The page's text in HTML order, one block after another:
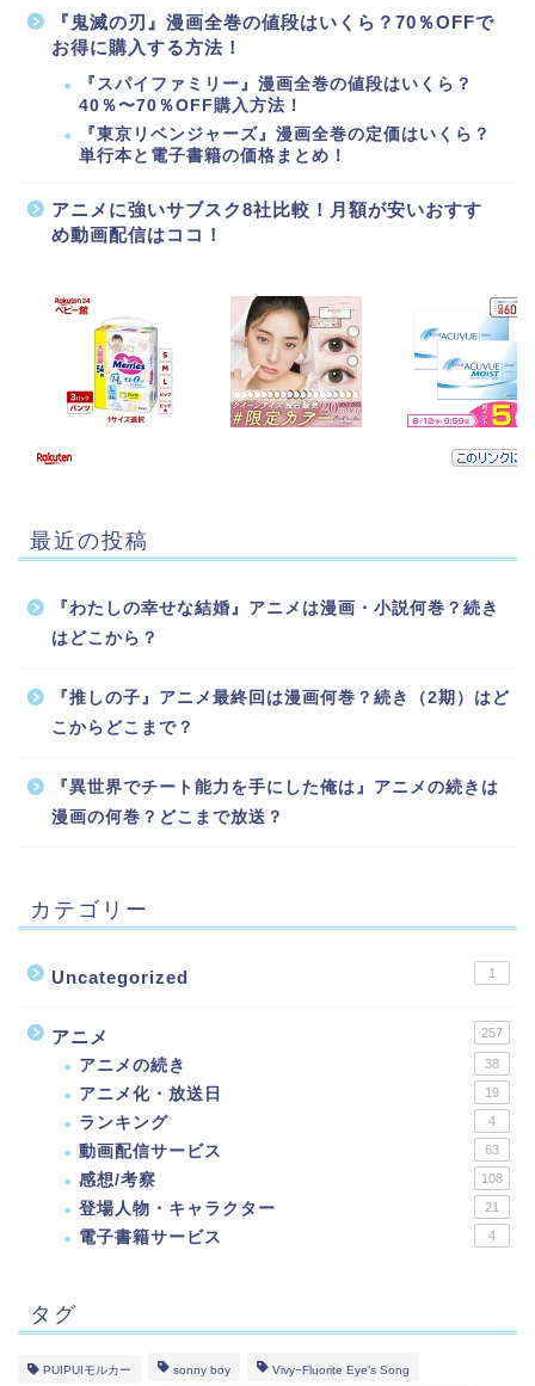
『鬼滅の刃』漫画全巻の値段はいくら？70％OFFで
お得に購入する方法！
『スパイファミリー』漫画全巻の値段はいくら？
40％〜70％OFF購入方法！
『東京リベンジャーズ』漫画全巻の定価はいくら？
単行本と電子書籍の価格まとめ！
アニメに強いサブスク8社比較！月額が安いおすす
め動画配信はココ！
最近の投稿
『わたしの幸せな結婚』アニメは漫画・小説何巻？続き
はどこから？
『推しの子』アニメ最終回は漫画何巻？続き（2期）はど
こからどこまで？
『異世界でチート能力を手にした俺は』アニメの続きは
漫画の何巻？どこまで放送？
カテゴリー
Uncategorized 1
アニメ 257
アニメの続き 38
アニメ化・放送日 19
ランキング 4
動画配信サービス 63
感想/考察 108
登場人物・キャラクター 21
電子書籍サービス 4
タグ
PUIPUIモルカー sonny boy Vivy−Fluorite Eye’s Song